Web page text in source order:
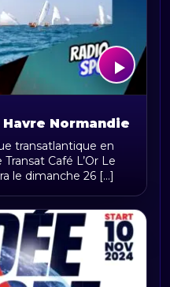
Havre Normandie
met le cap sur
transatlantique en
Café L’Or Le
le dimanche 26 [...]